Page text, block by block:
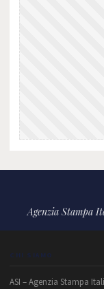
Agenzia Stampa
CHI SIAMO
ASI – Agenzia Stampa